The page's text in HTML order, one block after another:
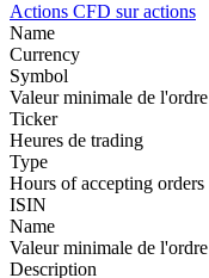
Actions CFD sur actions
Name
Currency
Symbol
Valeur minimale de l'ordre
Ticker
Heures de trading
Type
Hours of accepting orders
ISIN
Name
Valeur minimale de l'ordre
Description